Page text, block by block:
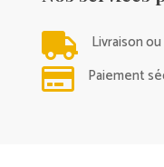
 Livraison
 Paiement